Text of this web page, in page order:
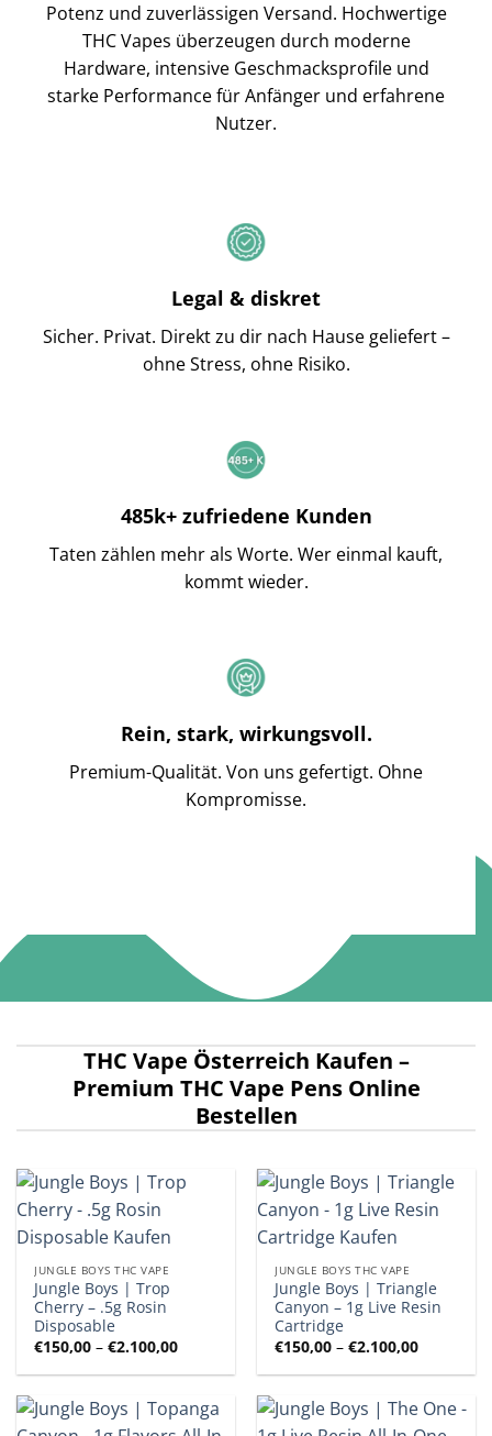
Potenz und zuverlässigen Versand. Hochwertige
THC Vapes überzeugen durch moderne
Hardware, intensive Geschmacksprofile und
starke Performance für Anfänger und erfahrene
Nutzer.
Legal & diskret
Sicher. Privat. Direkt zu dir nach Hause geliefert –
ohne Stress, ohne Risiko.
485k+ zufriedene Kunden
Taten zählen mehr als Worte. Wer einmal kauft,
kommt wieder.
Rein, stark, wirkungsvoll.
Premium-Qualität. Von uns gefertigt. Ohne
Kompromisse.
THC Vape Österreich Kaufen –
Premium THC Vape Pens Online
Bestellen
JUNGLE BOYS THC VAPE
Jungle Boys | Trop
Cherry – .5g Rosin
Disposable
€150,00 –€2.100,00Preisspanne:
bis
JUNGLE BOYS THC VAPE
Jungle Boys | Triangle
Canyon – 1g Live Resin
Cartridge
€150,00 –€2.100,00
bis